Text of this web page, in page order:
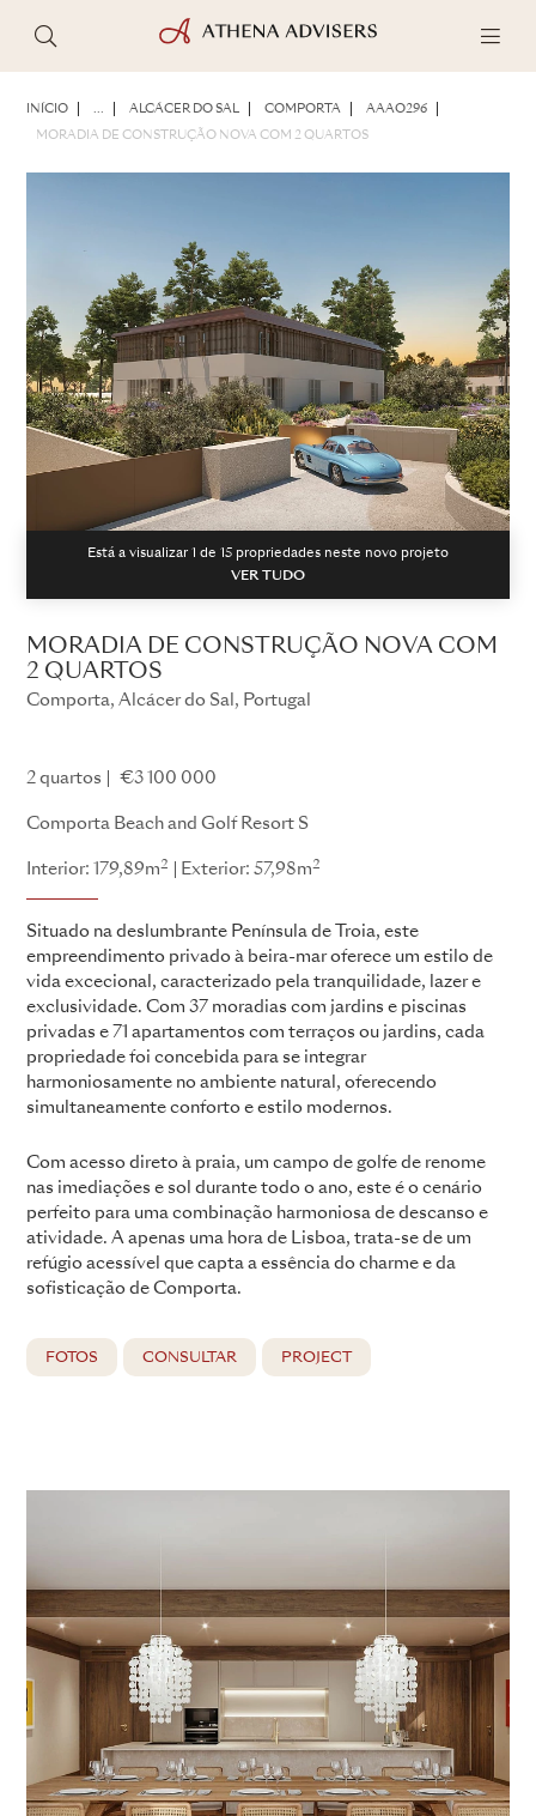
INÍCIO ... ALCÁCER DO SAL COMPORTA AAAO296
MORADIA DE CONSTRUÇÃO NOVA COM 2 QUARTOS
Está a visualizar 1 de 15 propriedades neste novo projeto
VER TUDO
MORADIA DE CONSTRUÇÃO NOVA COM
2 QUARTOS
Comporta, Alcácer do Sal, Portugal
2 quartos €3 100 000
Comporta Beach and Golf Resort S
Interior: 179,89m2 Exterior: 57,98m2
Situado na deslumbrante Península de Troia, este
empreendimento privado à beira-mar oferece um estilo de
vida excecional, caracterizado pela tranquilidade, lazer e
exclusividade. Com 37 moradias com jardins e piscinas
privadas e 71 apartamentos com terraços ou jardins, cada
propriedade foi concebida para se integrar
harmoniosamente no ambiente natural, oferecendo
simultaneamente conforto e estilo modernos.
Com acesso direto à praia, um campo de golfe de renome
nas imediações e sol durante todo o ano, este é o cenário
perfeito para uma combinação harmoniosa de descanso e
atividade. A apenas uma hora de Lisboa, trata-se de um
refúgio acessível que capta a essência do charme e da
sofisticação de Comporta.
FOTOS CONSULTAR PROJECT